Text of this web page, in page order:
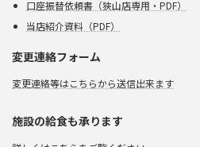
口座振替依頼書（狭山店専用・PDF）
当店紹介資料（PDF）
変更連絡フォーム
変更連絡等はこちらから送信出来ます
施設の給食も承ります